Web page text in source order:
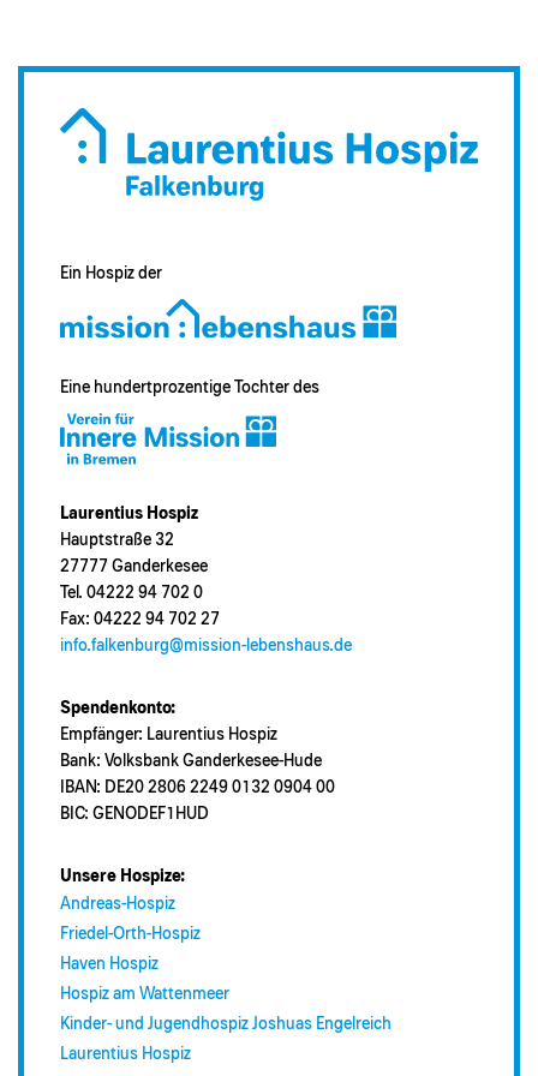
Ein Hospiz der
Eine hundertprozentige Tochter des
Laurentius Hospiz
Hauptstraße 32
27777 Ganderkesee
Tel. 04222 94 702 0
Fax: 04222 94 702 27
info.falkenburg@mission-lebenshaus.de
Spendenkonto:
Empfänger: Laurentius Hospiz
Bank: Volksbank Ganderkesee-Hude
IBAN: DE20 2806 2249 0132 0904 00
BIC: GENODEF1HUD
Unsere Hospize:
Andreas-Hospiz
Friedel-Orth-Hospiz
Haven Hospiz
Hospiz am Wattenmeer
Kinder- und Jugendhospiz Joshuas Engelreich
Laurentius Hospiz